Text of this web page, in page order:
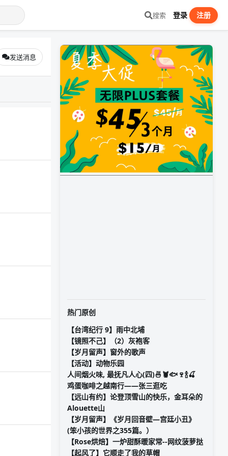
搜索 登录 注册
发送消息
热门原创
【台湾纪行 9】雨中北埔
【镜照不己】（2）灰袍客
【岁月留声】窗外的歌声
【活动】动物乐园
人间烟火味, 最抚凡人心(四)🍜🦞🐟🍷🍾🍒
鸡蛋咖啡之越南行——张三逛吃
【远山有约】论登顶雪山的快乐，金耳朵的
Alouette山
【岁月留声】《岁月回音壁—宫廷小丑》
(笨小孩的世界之355篇。）
【Rose烘焙】一炉甜酥暖家常--网纹菠萝挞
【起风了】它顺走了我的草帽